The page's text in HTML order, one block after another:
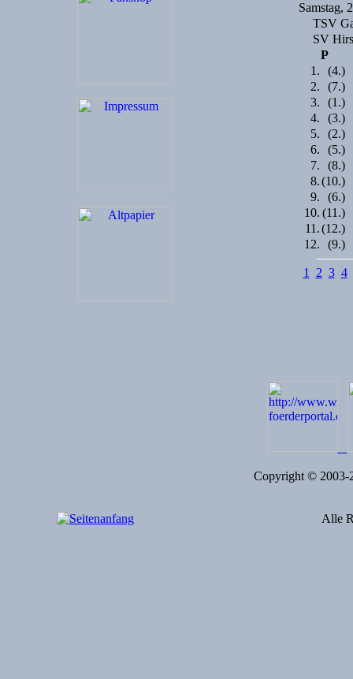
Samstag,
TSV
SV
P
1.
(4.)
2.
(7.)
3.
(1.)
4.
(3.)
5.
(2.)
6.
(5.)
7.
(8.)
8.(10.)
9.
(6.)
10. (11.)
11.(12.)
12.
(9.)
1 2 3 4
Copyright ©
Alle